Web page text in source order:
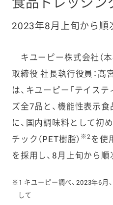
2023年8月上旬から順
キユーピー株式会社（本
取締役 社長執行役員：髙
は、キユーピー「テイス
ズ全7品と、機能性表示
に、国内調味料として初
チック（PET樹脂） ※2 を使
を採用し、8月上旬から順
※1 キユーピー調べ、2023年6月
して